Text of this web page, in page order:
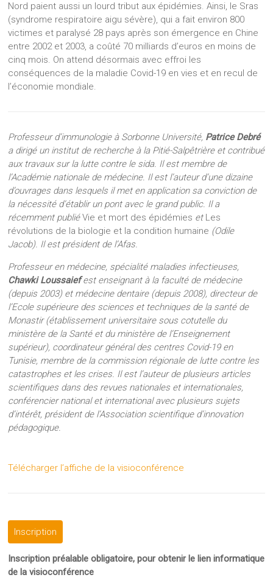
Nord paient aussi un lourd tribut aux épidémies. Ainsi, le Sras
(syndrome respiratoire aigu sévère), qui a fait environ 800
victimes et paralysé 28 pays après son émergence en Chine
entre 2002 et 2003, a coûté 70 milliards d’euros en moins de
cinq mois. On attend désormais avec effroi les
conséquences de la maladie Covid-19 en vies et en recul de
l’économie mondiale.
Professeur d’immunologie à Sorbonne Université, Patrice Debré
a dirigé un institut de recherche à la Pitié-Salpêtrière et contribué
aux travaux sur la lutte contre le sida. Il est membre de
l’Académie nationale de médecine. Il est l’auteur d’une dizaine
d’ouvrages dans lesquels il met en application sa conviction de
la nécessité d’établir un pont avec le grand public. Il a
récemment publiéVie et mort des épidémies et Les
révolutions de la biologie et la condition humaine (Odile
Jacob). Il est président de l’Afas.
Professeur en médecine, spécialité maladies infectieuses,
Chawki Loussaiefest enseignant à la faculté de médecine
(depuis 2003) et médecine dentaire (depuis 2008), directeur de
l’Ecole supérieure des sciences et techniques de la santé de
Monastir (établissement universitaire sous cotutelle du
ministère de la Santé et du ministère de l’Enseignement
supérieur), coordinateur général des centres Covid-19 en
Tunisie, membre de la commission régionale de lutte contre les
catastrophes et les crises. Il est l’auteur de plusieurs articles
scientifiques dans des revues nationales et internationales,
conférencier national et international avec plusieurs sujets
d’intérêt, président de l’Association scientifique d’innovation
pédagogique.
Télécharger l’affiche de la visioconférence
Inscription
Inscription préalable obligatoire, pour obtenir le lien informatique
de la visioconférence